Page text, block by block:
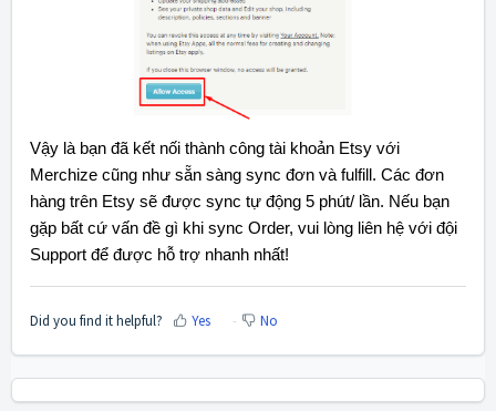
Vậy là bạn đã kết nối thành công tài khoản Etsy với
Merchize cũng như sẵn sàng sync đơn và fulfill. Các đơn
hàng trên Etsy sẽ được sync tự động 5 phút/ lần. Nếu bạn
gặp bất cứ vấn đề gì khi sync Order, vui lòng liên hệ với đội
Support để được hỗ trợ nhanh nhất!
Did you find it helpful? Yes No